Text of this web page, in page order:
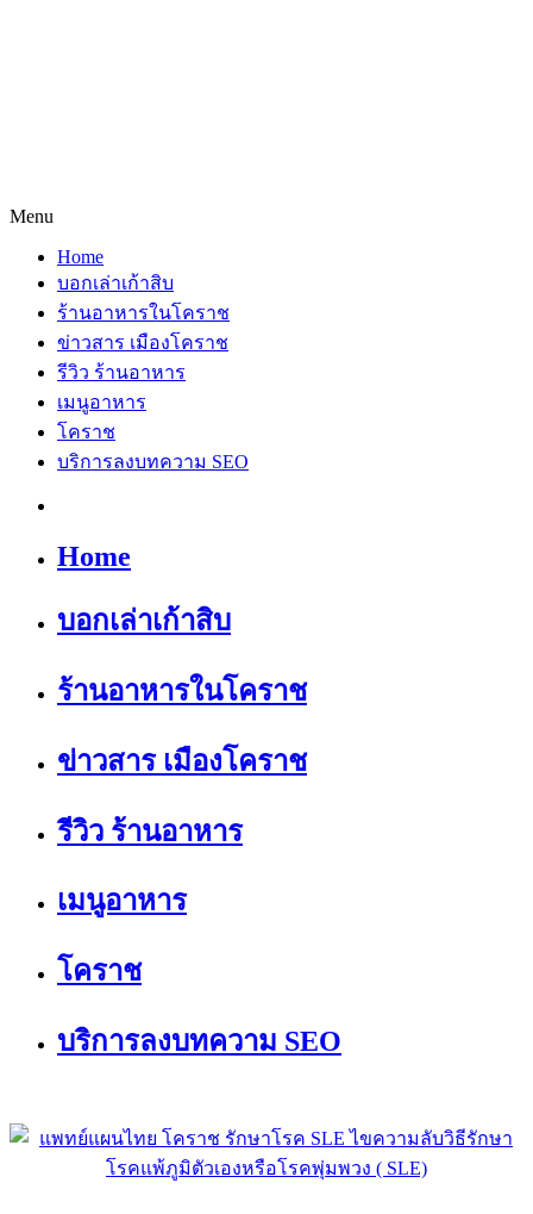
Menu
Home
บอกเล่าเก้าสิบ
ร้านอาหารในโคราช
ข่าวสาร เมืองโคราช
รีวิว ร้านอาหาร
เมนูอาหาร
โคราช
บริการลงบทความ SEO
Home
บอกเล่าเก้าสิบ
ร้านอาหารในโคราช
ข่าวสาร เมืองโคราช
รีวิว ร้านอาหาร
เมนูอาหาร
โคราช
บริการลงบทความ SEO